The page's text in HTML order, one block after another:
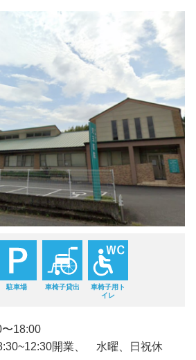
駐車場 車椅子貸出
車椅子用ト
イレ
18:00
開業、 水曜、日祝休